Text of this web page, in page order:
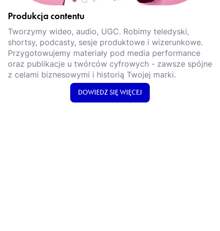
Produkcja contentu
Tworzymy wideo, audio, UGC. Robimy teledyski,
shortsy, podcasty, sesje produktowe i wizerunkowe.
Przygotowujemy materiały pod media performance
oraz publikacje u twórców cyfrowych - zawsze spójne
z celami biznesowymi i historią Twojej marki.
DOWIEDZ SIĘ WIĘCEJ